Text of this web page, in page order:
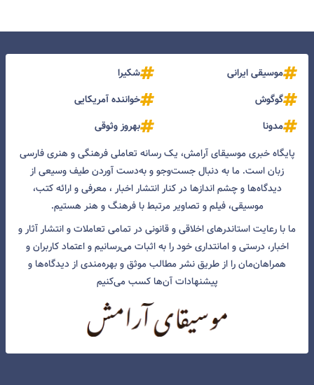
موسیقی ایرانی
شکیرا
گوگوش
خواننده آمریکایی
مدونا
بهروز وثوقی
پایگاه خبری موسیقای آرامش، یک رسانه تعاملی فرهنگی و هنری فارسی
زبان است. ما به دنبال جست‌و‌جو و به‌دست آوردن طیف وسیعی از
دیدگاه‌ها و چشم انداز‌ها در کنار انتشار اخبار ، معرفی و ارائه کتب،
موسیقی، فیلم و تصاویر مرتبط با فرهنگ و هنر هستیم.
ما با رعایت استاندرهای اخلاقی و قانونی در تمامی تعاملات و انتشار آثار و
اخبار، درستی و امانتداری خود را به اثبات می‌رسانیم و اعتماد کاربران و
همراهان‌مان را از طریق نشر مطالب موثق و بهره‌مندی از دیدگاه‌ها و
پیشنهادات آن‌ها کسب می‌کنیم